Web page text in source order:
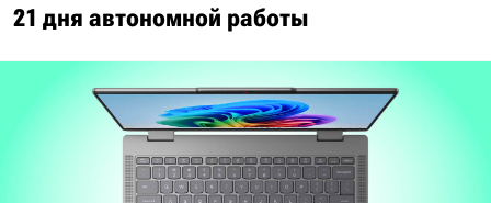
21 дня автономной работы